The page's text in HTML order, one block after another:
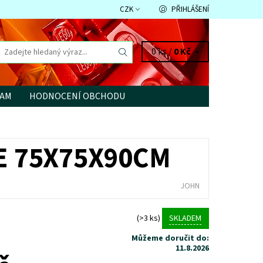
CZK PŘIHLÁŠENÍ
0 ks /0 Kč
HODNOCENÍ OBCHODU
75X75X90CM
JOHN
(>3 ks)
SKLADEM
Můžeme doručit do:
11.8.2026